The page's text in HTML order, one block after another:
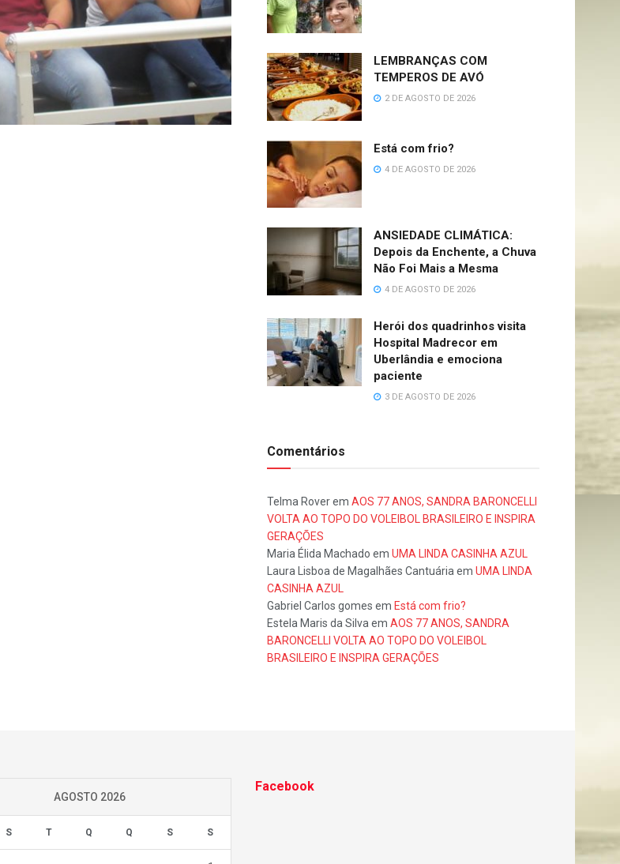
LEMBRANÇAS COM
TEMPEROS DE AVÓ
2 DE AGOSTO DE 2026
Está com frio?
4 DE AGOSTO DE 2026
ANSIEDADE CLIMÁTICA:
Depois da Enchente, a Chuva
Não Foi Mais a Mesma
4 DE AGOSTO DE 2026
Herói dos quadrinhos visita
Hospital Madrecor em
Uberlândia e emociona
paciente
3 DE AGOSTO DE 2026
Comentários
Telma Roverem AOS 77 ANOS, SANDRA BARONCELLI
VOLTA AO TOPO DO VOLEIBOL BRASILEIRO E INSPIRA
GERAÇÕES
Maria Élida Machado em UMA LINDA CASINHA AZUL
Laura Lisboa de Magalhães Cantuáriaem UMA LINDA
CASINHA AZUL
Gabriel Carlos gomes em Está com frio?
Estela Maris da Silvaem AOS 77 ANOS, SANDRA
BARONCELLI VOLTA AO TOPO DO VOLEIBOL
BRASILEIRO E INSPIRA GERAÇÕES
AGOSTO 2026
S T Q Q S S
Facebook